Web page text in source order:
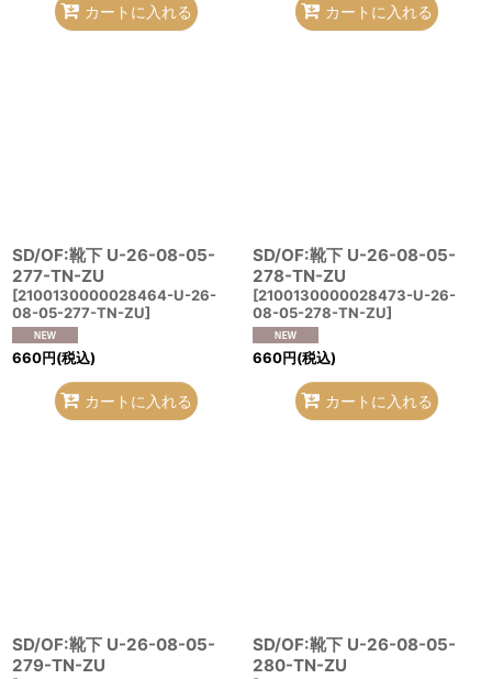
カートに入れる カートに入れる
SD/OF:靴下 U-26-08-05-
277-TN-ZU
[2100130000028464-U-26-
08-05-277-TN-ZU]
660円(税込)
カートに入れる
SD/OF:靴下 U-26-08-05-
278-TN-ZU
[2100130000028473-U-26-
08-05-278-TN-ZU]
660円(税込)
カートに入れる
SD/OF:靴下 U-26-08-05-
279-TN-ZU
SD/OF:靴下 U-26-08-05-
280-TN-ZU